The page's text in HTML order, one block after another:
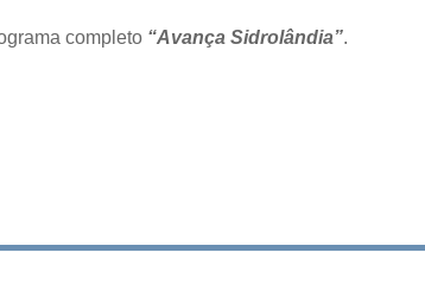
completo “Avança Sidrolândia”.